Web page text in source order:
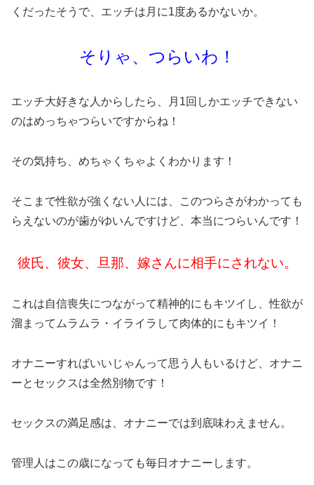
くだったそうで、エッチは月に1度あるかないか。
そりゃ、つらいわ！
エッチ大好きな人からしたら、月1回しかエッチできない
のはめっちゃつらいですからね！
その気持ち、めちゃくちゃよくわかります！
そこまで性欲が強くない人には、このつらさがわかっても
らえないのが歯がゆいんですけど、本当につらいんです！
彼氏、彼女、旦那、嫁さんに相手にされない。
これは自信喪失につながって精神的にもキツイし、性欲が
溜まってムラムラ・イライラして肉体的にもキツイ！
オナニーすればいいじゃんって思う人もいるけど、オナニ
ーとセックスは全然別物です！
セックスの満足感は、オナニーでは到底味わえません。
管理人はこの歳になっても毎日オナニーします。